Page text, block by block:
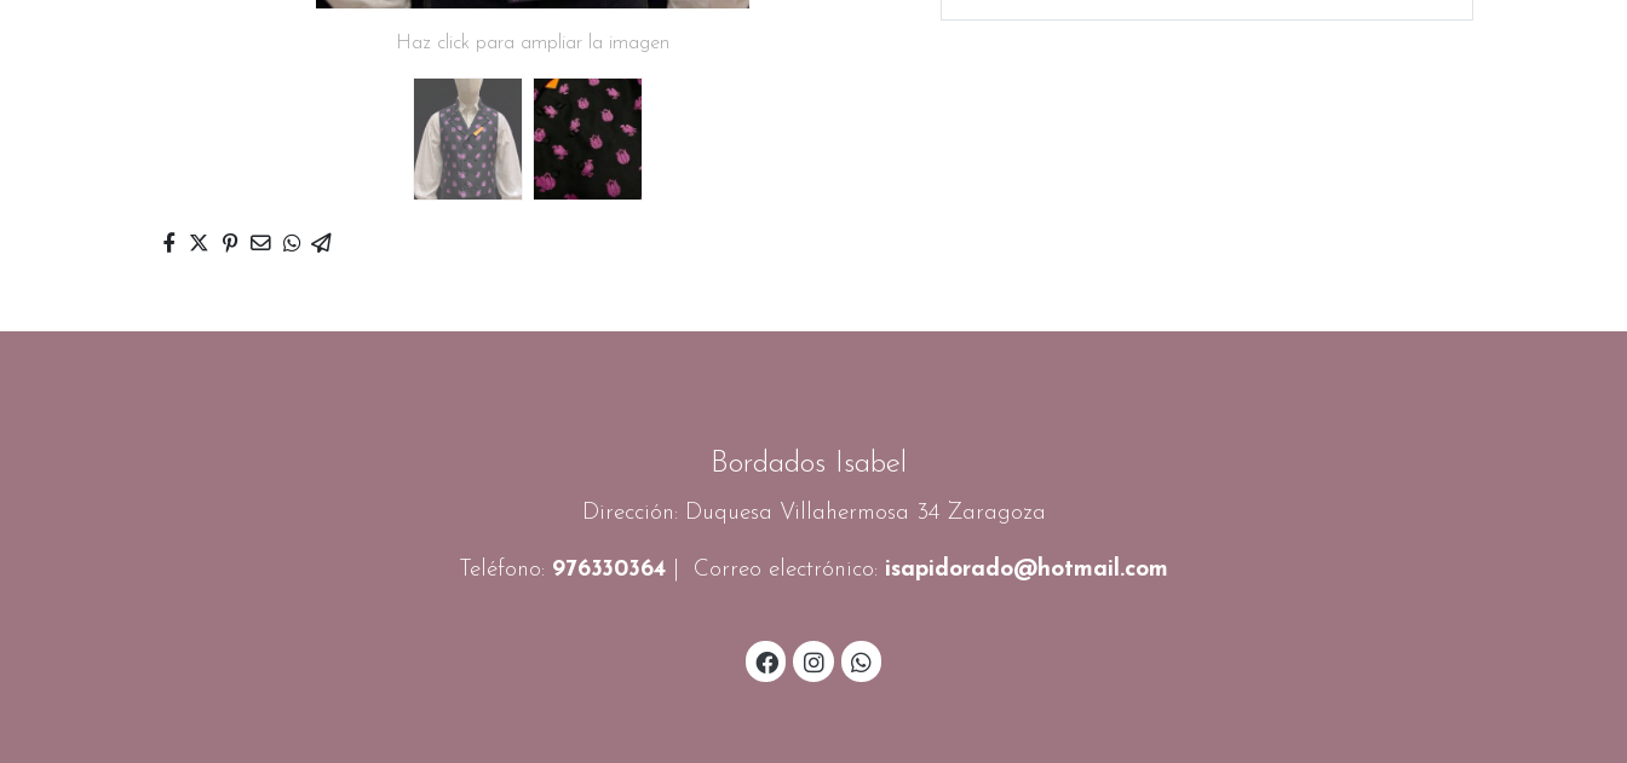
Haz click para ampliar la imagen
Bordados Isabel
Dirección: Duquesa Villahermosa 34 Zaragoza
Teléfono: 976330364 | Correo electrónico: isapidorado@hotmail.com